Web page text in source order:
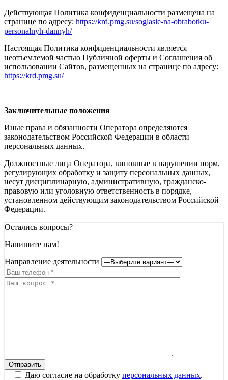
Действующая Политика конфиденциальности размещена на
странице по адресу: https://krd.pmg.su/soglasie-na-obrabotku-
personalnyh-dannyh/
Настоящая Политика конфиденциальности является
неотъемлемой частью Публичной оферты и Соглашения об
использовании Сайтов, размещенных на странице по адресу:
https://krd.pmg.su/
Заключительные положения
Иные права и обязанности Оператора определяются
законодательством Российской Федерации в области
персональных данных.
Должностные лица Оператора, виновные в нарушении норм,
регулирующих обработку и защиту персональных данных,
несут дисциплинарную, административную, гражданско-
правовую или уголовную ответственность в порядке,
установленном действующим законодательством Российской
Федерации.
Остались вопросы?
Напишите нам!
Направление деятельности
Даю согласие на обработку персональных данных.